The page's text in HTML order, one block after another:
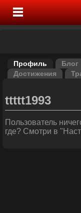
Профиль Блог
Достижения
ttttt1993
Пользователь
где? Смотри в